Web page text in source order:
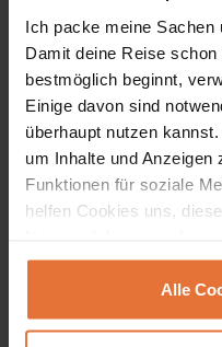
Ich packe meine Sachen
Damit deine Reise
bestmöglich beginnt,
Einige davon sind
überhaupt nutzen
um Inhalte und Anzeigen
Funktionen für soziale
helfen Cookies uns,
Alle
Erlebnisreisen
Bhutan
unvergessliche Eindrücke
durch Bhutan.